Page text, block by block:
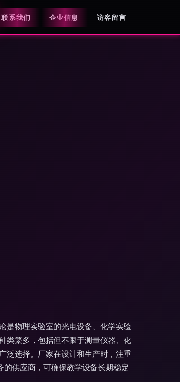
联系我们 企业信息 访客留言
是物理实验室的光电设备、化学实验
类繁多，包括但不限于测量仪器、化
泛选择。厂家在设计和生产时，注重
供应商，可确保教学设备长期稳定